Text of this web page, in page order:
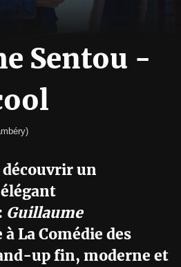
Sentou -
)
un
Guillaume
La Comédie des
up fin, moderne et